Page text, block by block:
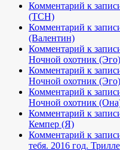
Комментарий к
(TCH)
Комментарий к
(Валентин)
Комментарий к
Ночной охотник (Эго)
Комментарий к
Ночной охотник (Эго)
Комментарий к
Ночной охотник
Комментарий к
Кемпер (Я)
Комментарий к
тебя. 2016 год.